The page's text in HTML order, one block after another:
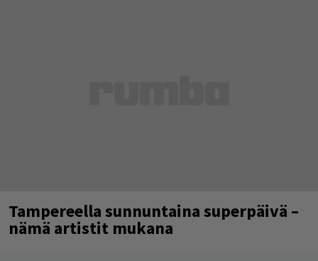
Tampereella sunnuntaina superpäivä –
nämä artistit mukana